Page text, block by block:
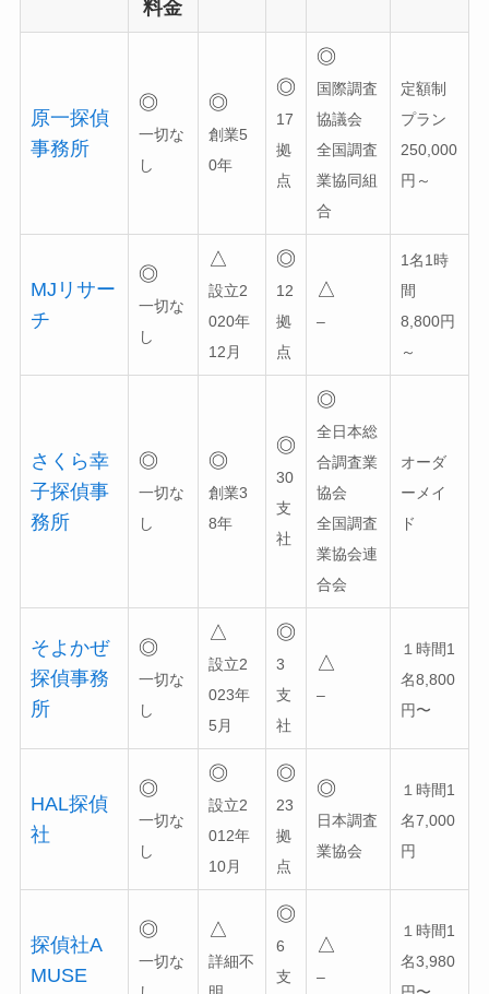
料金
原一探偵
事務所
◎
一切な
し
◎
創業5
0年
◎
17
拠
点
◎
国際調査
協議会
全国調査
業協同組
合
定額制
プラン
250,000
円～
MJリサー
チ
◎
一切な
し
△
設立2
020年
12月
◎
12
拠
点
△
–
1名1時
間
8,800円
～
さくら幸
子探偵事
務所
◎
一切な
し
◎
創業3
8年
◎
30
支
社
◎
全日本総
合調査業
協会
全国調査
業協会連
合会
オーダ
ーメイ
ド
そよかぜ
探偵事務
所
◎
一切な
し
△
設立2
023年
5月
◎
3
支
社
△
–
１時間1
名8,800
円〜
HAL探偵
社
◎
一切な
し
◎
設立2
012年
10月
◎
23
拠
点
◎
日本調査
業協会
１時間1
名7,000
円
探偵社A
MUSE
◎
一切な
△
詳細不
◎
6
支
△
–
１時間1
名3,980